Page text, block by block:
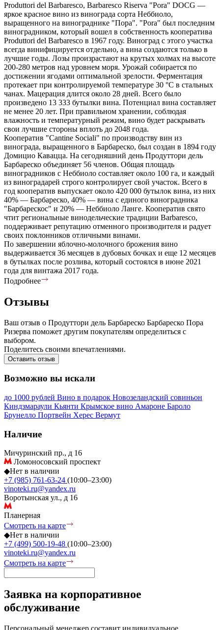
Produttori del Barbaresco, Barbaresco Riserva "Pora" DOCG —
яркое красное вино из винограда сорта Неббиоло,
выращенного на винограднике "Пора". "Pora" был последним
виноградником, который вошел в собственность кооператива
Produttori del Barbaresco в 1967 году. Виноград с этого участка
всегда винифицируется отдельно, а вина создаются только в
лучшие годы. Лозы произрастают на крутых холмах на высоте
200-280 метров над уровнем моря. Урожай собирается по
достижении ягодами оптимальной зрелости. Ферментация
протекает при контролируемой температуре 30 °С в стальных
чанах. Мацерация длится около 28 дней. Всего было
произведено 13 333 бутылки вина. Потенциал вина составляет
не менее 20 лет. При правильном хранении, соблюдая
влажность и температурный режим, вино будет раскрывать
свои лучшие стороны вплоть до 2048 года.
Кооператив "Cantine Sociali" по производству вин из
винограда, выращенного в Барбареско, был создан в 1894 году
Домицио Кавацца. На сегодняшний день Продуттори дель
Барбареско объединяет 56 членов. Общая площадь
виноградников с Неббиоло составляет около 100 га, и каждый
из виноградарей строго контролирует свой участок. Всего в
год кооператив выпускает около 420 000 бутылок вина, из них
40% — Барбареско, 40% — вина с единого виноградника
"Барбарескос" и 20% — Неббиоло Ланге. Кооператив свято
чтит региональные винодельческие традиции Barbaresco,
поддерживает репутацию отменного производителя и радует
своих поклонников отличными винами.
По завершении яблочно-молочного брожения вино
выдерживается 36 месяцев в дубовых бочках и еще 12 месяцев
в бутылках после розлива, который состоялся в июне 2021
года для винтажа 2017 года.
Подробнее
Отзывы
Ваш отзыв о Продуттори дель Барбареско Барбареско Пора
Ризерва поможет другим покупателям определиться с
выбором.
Поделитесь своими впечатлениями.
Оставить отзыв
Возможно вы искали
до 1000 рублей Вино в подарок Новозеландский совиньон
Киндзмараули Кьянти Крымское вино Амароне Бароло
Брунелло Портвейн Херес Вермут
Наличие
Мичуринский пр., д 16
Ломоносовский проспект
◆Нет в наличии
+7 (985) 761-63-24 (10:00–23:00)
vinoteki.ru@yandex.ru
Воротынская ул., д 16
Планерная
Смотреть на карте
◆Нет в наличии
+7 (499) 500-19-48 (10:00–23:00)
vinoteki.ru@yandex.ru
Смотреть на карте
Заявка на корпоративное
обслуживание